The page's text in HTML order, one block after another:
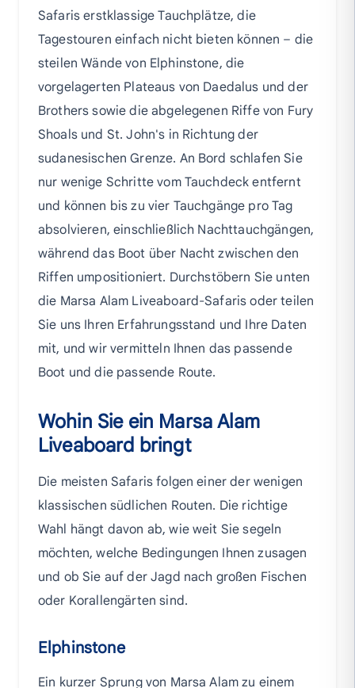
Safaris erstklassige Tauchplätze, die
Tagestouren einfach nicht bieten können – die
steilen Wände von Elphinstone, die
vorgelagerten Plateaus von Daedalus und der
Brothers sowie die abgelegenen Riffe von Fury
Shoals und St. John's in Richtung der
sudanesischen Grenze. An Bord schlafen Sie
nur wenige Schritte vom Tauchdeck entfernt
und können bis zu vier Tauchgänge pro Tag
absolvieren, einschließlich Nachttauchgängen,
während das Boot über Nacht zwischen den
Riffen umpositioniert. Durchstöbern Sie unten
die Marsa Alam Liveaboard-Safaris oder teilen
Sie uns Ihren Erfahrungsstand und Ihre Daten
mit, und wir vermitteln Ihnen das passende
Boot und die passende Route.
Wohin Sie ein Marsa Alam
Liveaboard bringt
Die meisten Safaris folgen einer der wenigen
klassischen südlichen Routen. Die richtige
Wahl hängt davon ab, wie weit Sie segeln
möchten, welche Bedingungen Ihnen zusagen
und ob Sie auf der Jagd nach großen Fischen
oder Korallengärten sind.
Elphinstone
Ein kurzer Sprung von Marsa Alam zu einem